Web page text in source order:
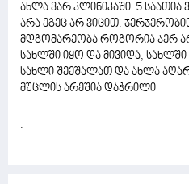
ახლა ვარ კლინიკაში. 5
არა ეგეც არ ვიცით.
მდგომარეობა როგორია ჯერ
სახლში იყო და მივიდა, სახლში
სახლი შეეშალათ და ახლა
მუცლის არეშია დაჭრილი
.